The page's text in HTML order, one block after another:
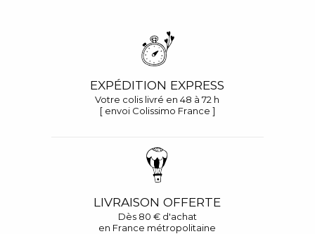
EXPÉDITION EXPRESS
Votre colis livré en 48 à 72 h
[ envoi Colissimo France ]
LIVRAISON OFFERTE
Dès 80 € d'achat
en France métropolitaine